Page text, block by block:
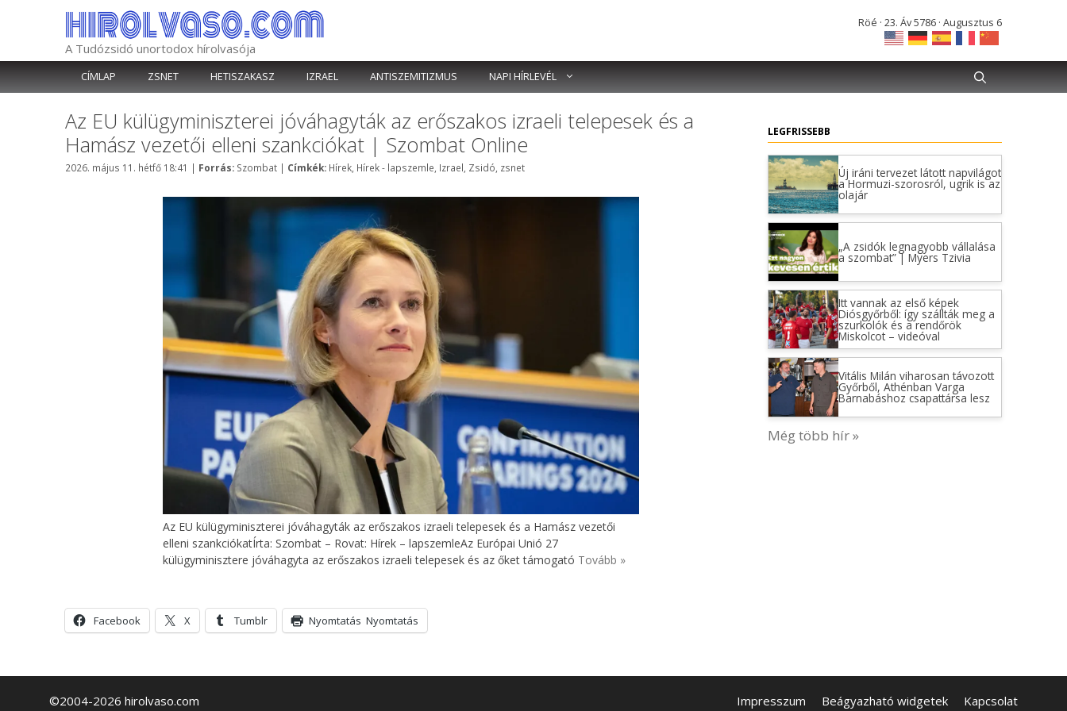
A Tudózsidó unortodox hírolvasója
Röé · 23. Áv 5786 · Augusztus 6
CÍMLAP ZSNET HETISZAKASZ IZRAEL ANTISZEMITIZMUS NAPI HÍRLEVÉL
Az EU külügyminiszterei jóváhagyták az erőszakos izraeli telepesek és a
Hamász vezetői elleni szankciókat | Szombat Online
2026. május 11. hétfő 18:41 | Forrás: Kategória
Szombat | Címkék: Címkék
Hírek Hírek - lapszemle Izrael Zsidó zsnet
Az EU külügyminiszterei jóváhagyták az erőszakos izraeli telepesek és a Hamász vezetői
elleni szankciókatÍrta: Szombat – Rovat: Hírek – lapszemleAz Európai Unió 27
külügyminisztere jóváhagyta az erőszakos izraeli telepesek és az őket támogató Tovább »
Facebook X Tumblr Nyomtatás Nyomtatás
LEGFRISSEBB
Új iráni tervezet látott napvilágot
a Hormuzi-szorosról, ugrik is az
olajár
„A zsidók legnagyobb vállalása
a szombat” | Myers Tzivia
Itt vannak az első képek
Diósgyőrből: így szállták meg a
szurkolók és a rendőrök
Miskolcot – videóval
Vitális Milán viharosan távozott
Győrből, Athénban Varga
Barnabáshoz csapattársa lesz
Még több hír »
Impresszum Beágyazható widgetek Kapcsolat
©2004-2026 hirolvaso.com